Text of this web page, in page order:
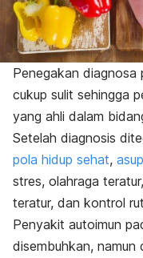
Penegakan diagnosa
cukup sulit sehingga
yang ahli dalam
Setelah diagnosis
pola hidup sehat,
stres, olahraga
teratur, dan kontrol
Penyakit autoimun
disembuhkan,